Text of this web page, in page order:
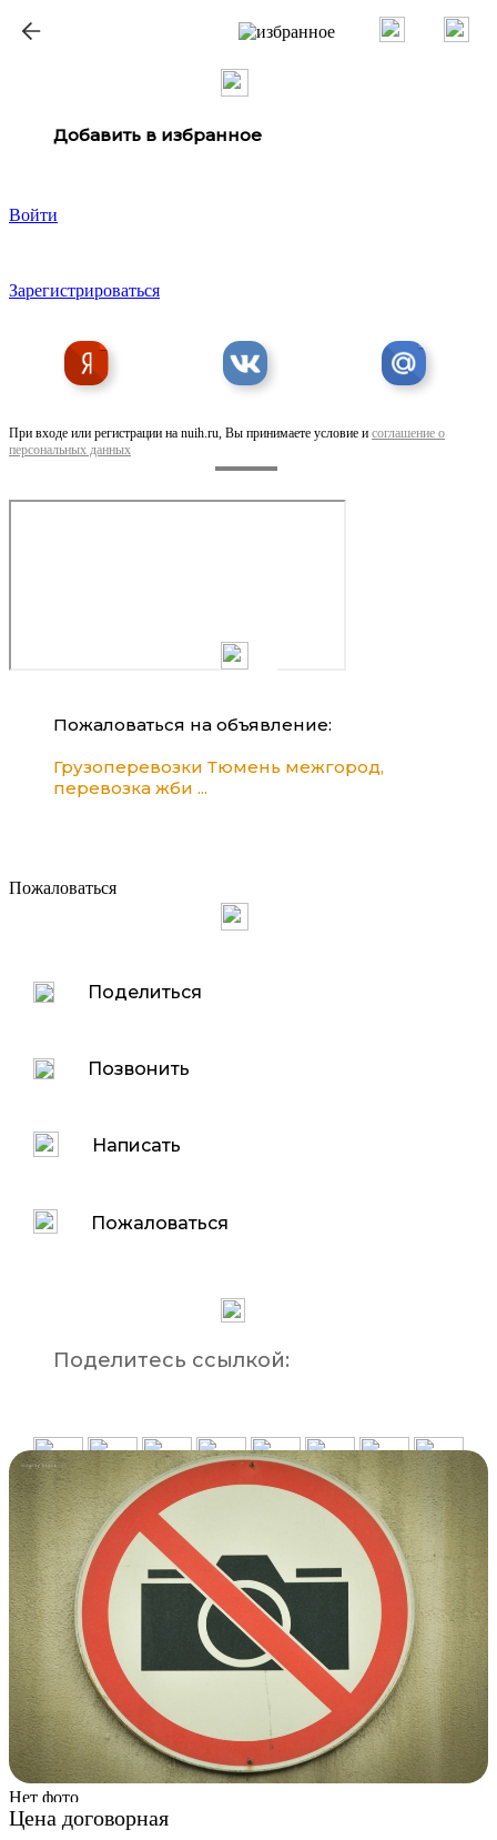
Добавить в избранное
Войти
Зарегистрироваться
При входе или регистрации на nuih.ru, Вы принимаете условие и соглашение о
персональных данных
Пожаловаться на объявление:
Грузоперевозки Тюмень межгород,
перевозка жби ...
Пожаловаться
Поделиться
Позвонить
Написать
Пожаловаться
Поделитесь ссылкой:
Нет фото
Цена договорная